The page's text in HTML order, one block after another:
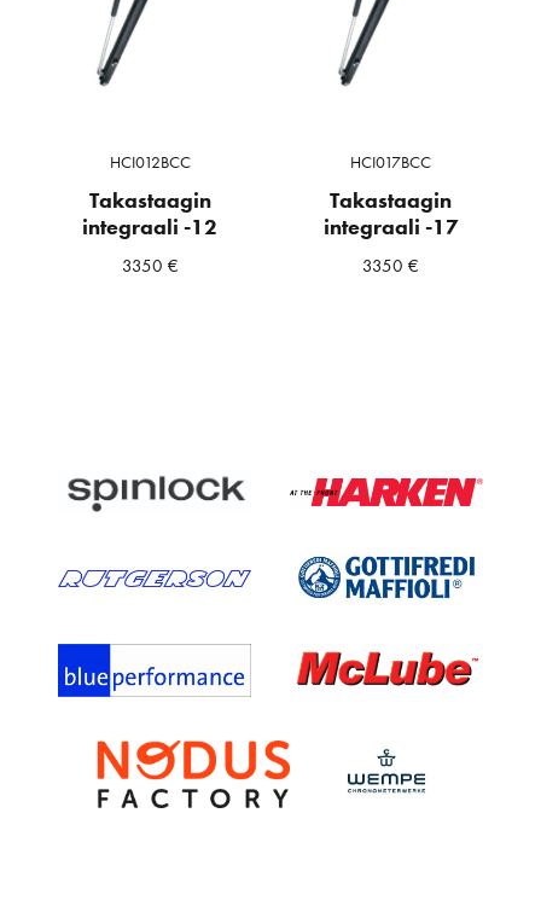
HCI012BCC
Takastaagin
integraali -12
3350 €
HCI017BCC
Takastaagin
integraali -17
3350€